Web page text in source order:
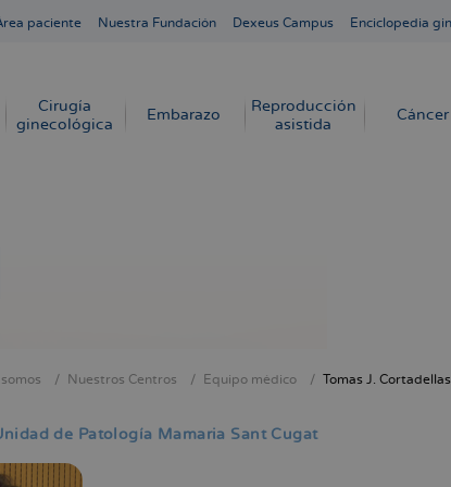
paciente Nuestra Fundación Dexeus Campus Enciclopedia
Cirugía
ginecológica
Embarazo
Reproducción
asistida
Cáncer
Nuestros Centros Equipo médico Tomas J.
de Patología Mamaria Sant Cugat